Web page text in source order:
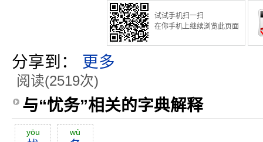
试试手机扫一扫
在你手机上继续浏览此页面
分享到： 更多
阅读(2519次)
与“忧务”相关的字典解释
yōu wù